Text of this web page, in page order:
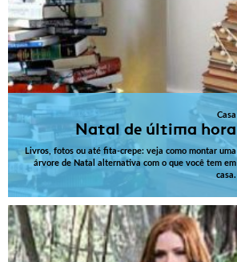
Casa
Natal de última hora
Livros, fotos ou até fita-crepe: veja como montar uma
árvore de Natal alternativa com o que você tem em
casa.